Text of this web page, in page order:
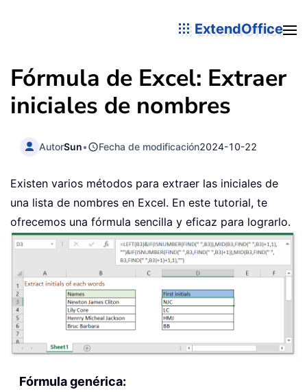
ExtendOffice
Fórmula de Excel: Extraer
iniciales de nombres
AutorSun• Fecha de modificación2024-10-22
Existen varios métodos para extraer las iniciales de
una lista de nombres en Excel. En este tutorial, te
ofrecemos una fórmula sencilla y eficaz para lograrlo.
Fórmula genérica: